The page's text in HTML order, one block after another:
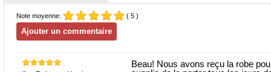
Note moyenne: ( 5 )
Beau! Nous avons reçu la robe